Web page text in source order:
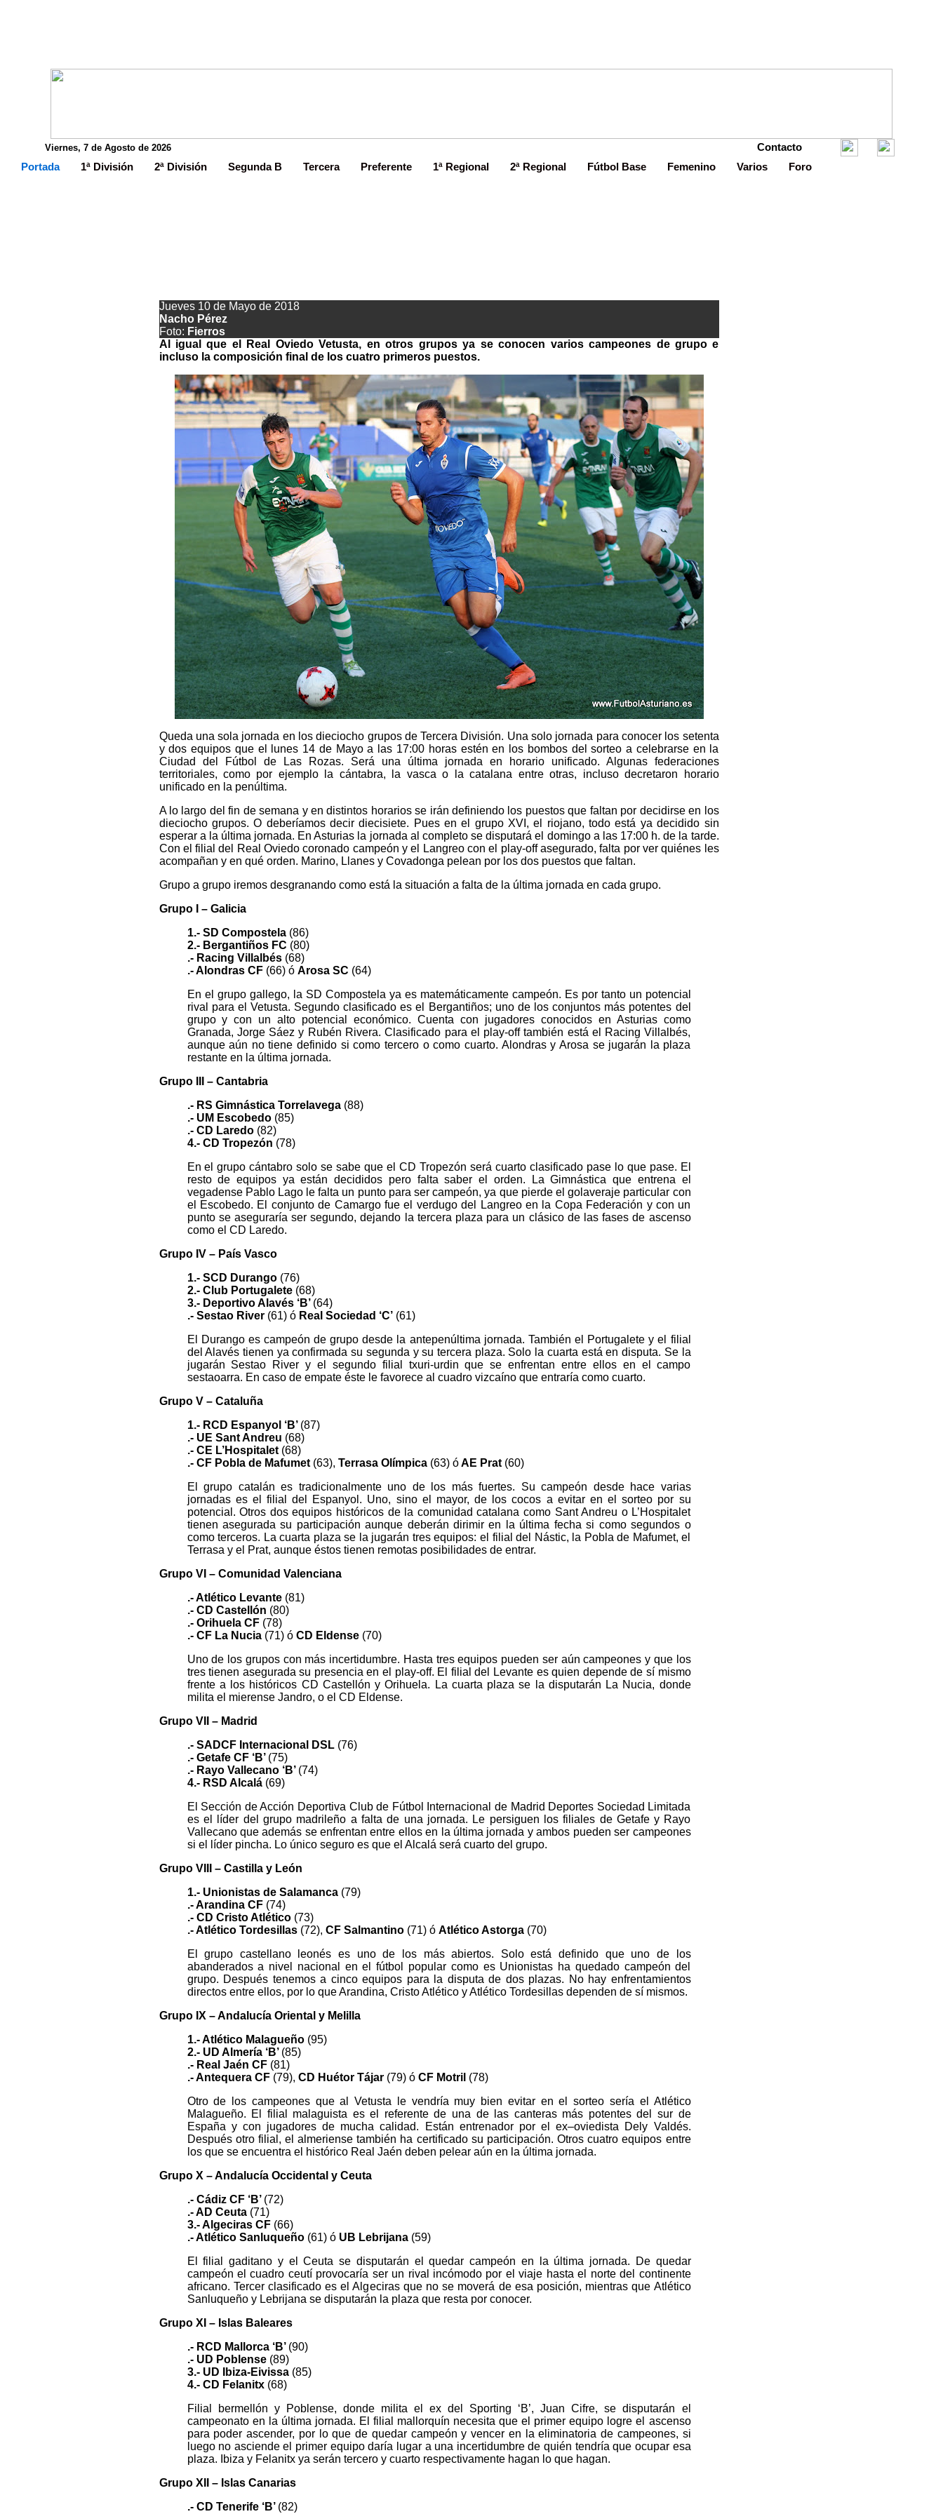
Viernes, 7 de Agosto de 2026 Contacto
Portada 1ª División 2ª División Segunda B Tercera Preferente 1ª Regional 2ª Regional Fútbol Base Femenino Varios Foro
Jueves 10 de Mayo de 2018
Nacho Pérez
Foto: Fierros
Al igual que el Real Oviedo Vetusta, en otros grupos ya se conocen varios campeones de grupo e
incluso la composición final de los cuatro primeros puestos.
Queda una sola jornada en los dieciocho grupos de Tercera División. Una solo jornada para conocer los setenta
y dos equipos que el lunes 14 de Mayo a las 17:00 horas estén en los bombos del sorteo a celebrarse en la
Ciudad del Fútbol de Las Rozas. Será una última jornada en horario unificado. Algunas federaciones
territoriales, como por ejemplo la cántabra, la vasca o la catalana entre otras, incluso decretaron horario
unificado en la penúltima.
A lo largo del fin de semana y en distintos horarios se irán definiendo los puestos que faltan por decidirse en los
dieciocho grupos. O deberíamos decir diecisiete. Pues en el grupo XVI, el riojano, todo está ya decidido sin
esperar a la última jornada. En Asturias la jornada al completo se disputará el domingo a las 17:00 h. de la tarde.
Con el filial del Real Oviedo coronado campeón y el Langreo con el play-off asegurado, falta por ver quiénes les
acompañan y en qué orden. Marino, Llanes y Covadonga pelean por los dos puestos que faltan.
Grupo a grupo iremos desgranando como está la situación a falta de la última jornada en cada grupo.
Grupo I – Galicia
1.- SD Compostela(86)
2.- Bergantiños FC (80)
.- Racing Villalbés(68)
.- Alondras CF(66) ó Arosa SC (64)
En el grupo gallego, la SD Compostela ya es matemáticamente campeón. Es por tanto un potencial
rival para el Vetusta. Segundo clasificado es el Bergantiños; uno de los conjuntos más potentes del
grupo y con un alto potencial económico. Cuenta con jugadores conocidos en Asturias como
Granada, Jorge Sáez y Rubén Rivera. Clasificado para el play-off también está el Racing Villalbés,
aunque aún no tiene definido si como tercero o como cuarto. Alondras y Arosa se jugarán la plaza
restante en la última jornada.
Grupo III – Cantabria
.- RS Gimnástica Torrelavega(88)
.- UM Escobedo(85)
.- CD Laredo(82)
4.- CD Tropezón (78)
En el grupo cántabro solo se sabe que el CD Tropezón será cuarto clasificado pase lo que pase. El
resto de equipos ya están decididos pero falta saber el orden. La Gimnástica que entrena el
vegadense Pablo Lago le falta un punto para ser campeón, ya que pierde el golaveraje particular con
el Escobedo. El conjunto de Camargo fue el verdugo del Langreo en la Copa Federación y con un
punto se aseguraría ser segundo, dejando la tercera plaza para un clásico de las fases de ascenso
como el CD Laredo.
Grupo IV – País Vasco
1.- SCD Durango (76)
2.- Club Portugalete (68)
3.- Deportivo Alavés ‘B’ (64)
.- Sestao River (61) óReal Sociedad ‘C’(61)
El Durango es campeón de grupo desde la antepenúltima jornada. También el Portugalete y el filial
del Alavés tienen ya confirmada su segunda y su tercera plaza. Solo la cuarta está en disputa. Se la
jugarán Sestao River y el segundo filial txuri-urdin que se enfrentan entre ellos en el campo
sestaoarra. En caso de empate éste le favorece al cuadro vizcaíno que entraría como cuarto.
Grupo V – Cataluña
1.- RCD Espanyol ‘B’ (87)
.- UE Sant Andreu (68)
.- CE L’Hospitalet (68)
.- CF Pobla de Mafumet (63), Terrasa Olímpica (63) óAE Prat(60)
El grupo catalán es tradicionalmente uno de los más fuertes. Su campeón desde hace varias
jornadas es el filial del Espanyol. Uno, sino el mayor, de los cocos a evitar en el sorteo por su
potencial. Otros dos equipos históricos de la comunidad catalana como Sant Andreu o L’Hospitalet
tienen asegurada su participación aunque deberán dirimir en la última fecha si como segundos o
como terceros. La cuarta plaza se la jugarán tres equipos: el filial del Nástic, la Pobla de Mafumet, el
Terrasa y el Prat, aunque éstos tienen remotas posibilidades de entrar.
Grupo VI – Comunidad Valenciana
.- Atlético Levante (81)
.- CD Castellón (80)
.- Orihuela CF (78)
.- CF La Nucia (71) óCD Eldense(70)
Uno de los grupos con más incertidumbre. Hasta tres equipos pueden ser aún campeones y que los
tres tienen asegurada su presencia en el play-off. El filial del Levante es quien depende de sí mismo
frente a los históricos CD Castellón y Orihuela. La cuarta plaza se la disputarán La Nucia, donde
milita el mierense Jandro, o el CD Eldense.
Grupo VII – Madrid
.- SADCF Internacional DSL (76)
.- Getafe CF ‘B’ (75)
.- Rayo Vallecano ‘B’ (74)
4.- RSD Alcalá (69)
El Sección de Acción Deportiva Club de Fútbol Internacional de Madrid Deportes Sociedad Limitada
es el líder del grupo madrileño a falta de una jornada. Le persiguen los filiales de Getafe y Rayo
Vallecano que además se enfrentan entre ellos en la última jornada y ambos pueden ser campeones
si el líder pincha. Lo único seguro es que el Alcalá será cuarto del grupo.
Grupo VIII – Castilla y León
1.- Unionistas de Salamanca (79)
.- Arandina CF (74)
.- CD Cristo Atlético (73)
.- Atlético Tordesillas (72), CF Salmantino(71) ó Atlético Astorga(70)
El grupo castellano leonés es uno de los más abiertos. Solo está definido que uno de los
abanderados a nivel nacional en el fútbol popular como es Unionistas ha quedado campeón del
grupo. Después tenemos a cinco equipos para la disputa de dos plazas. No hay enfrentamientos
directos entre ellos, por lo que Arandina, Cristo Atlético y Atlético Tordesillas dependen de sí mismos.
Grupo IX – Andalucía Oriental y Melilla
1.- Atlético Malagueño (95)
2.- UD Almería ‘B’ (85)
.- Real Jaén CF (81)
.- Antequera CF (79), CD Huétor Tájar(79) ó CF Motril (78)
Otro de los campeones que al Vetusta le vendría muy bien evitar en el sorteo sería el Atlético
Malagueño. El filial malaguista es el referente de una de las canteras más potentes del sur de
España y con jugadores de mucha calidad. Están entrenador por el ex–oviedista Dely Valdés.
Después otro filial, el almeriense también ha certificado su participación. Otros cuatro equipos entre
los que se encuentra el histórico Real Jaén deben pelear aún en la última jornada.
Grupo X – Andalucía Occidental y Ceuta
.- Cádiz CF ‘B’ (72)
.- AD Ceuta (71)
3.- Algeciras CF (66)
.- Atlético Sanluqueño (61) ó UB Lebrijana(59)
El filial gaditano y el Ceuta se disputarán el quedar campeón en la última jornada. De quedar
campeón el cuadro ceutí provocaría ser un rival incómodo por el viaje hasta el norte del continente
africano. Tercer clasificado es el Algeciras que no se moverá de esa posición, mientras que Atlético
Sanluqueño y Lebrijana se disputarán la plaza que resta por conocer.
Grupo XI – Islas Baleares
.- RCD Mallorca ‘B’ (90)
.- UD Poblense (89)
3.- UD Ibiza-Eivissa (85)
4.- CD Felanitx (68)
Filial bermellón y Poblense, donde milita el ex del Sporting ‘B’, Juan Cifre, se disputarán el
campeonato en la última jornada. El filial mallorquín necesita que el primer equipo logre el ascenso
para poder ascender, por lo que de quedar campeón y vencer en la eliminatoria de campeones, si
luego no asciende el primer equipo daría lugar a una incertidumbre de quién tendría que ocupar esa
plaza. Ibiza y Felanitx ya serán tercero y cuarto respectivamente hagan lo que hagan.
Grupo XII – Islas Canarias
.- CD Tenerife ‘B’ (82)